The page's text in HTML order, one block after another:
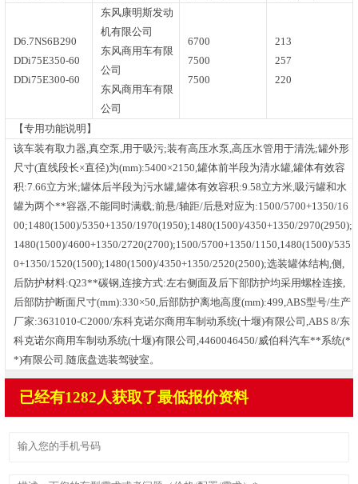
D6.7NS6B290
DDi75E350-60
DDi75E300-60
东风康明斯发动
机有限公司
东风商用车有限
公司
东风商用车有限
公司
6700
7500
7500
213
257
220
【专用功能说明】
该车装有取力器,真空泵,用于吸污;装有高压水泵,高压水管用于清洗;罐外形
尺寸(直线段长×直径)为(mm):5400×2150,罐体前半段为清水罐,罐体有效容
积:7.66立方米;罐体后半段为污水罐,罐体有效容积:9.58立方米,吸污罐和水
罐为两个**容器,不能同时满载;前悬/轴距/后悬对应为:1500/5700+1350/16
00;1480(1500)/5350+1350/1970(1950);1480(1500)/4350+1350/2970(2950);
1480(1500)/4600+1350/2720(2700);1500/5700+1350/1150,1480(1500)/535
0+1350/1520(1500);1480(1500)/4350+1350/2520(2500);选装罐体结构,侧,
后防护材料:Q23**碳钢,连接方式:左右侧面及后下部防护均采用螺栓连接,
后部防护断面尺寸(mm):330×50,后部防护离地高度(mm):499,ABS型号/生产
厂家:3631010-C2000/东科克诺尔商用车制动系统(十堰)有限公司,ABS 8/东
科克诺尔商用车制动系统(十堰)有限公司,4460046450/威伯科汽车**系统(*
*)有限公司.随底盘选装驾驶室。
已经有1282人获取了最低报价资料